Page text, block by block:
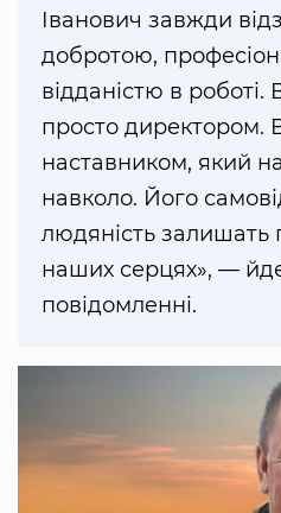
Іванович завжди
добротою,
відданістю в роботі.
просто директором.
наставником, який
навколо. Його
людяність залишать
наших серцях», —
повідомленні.